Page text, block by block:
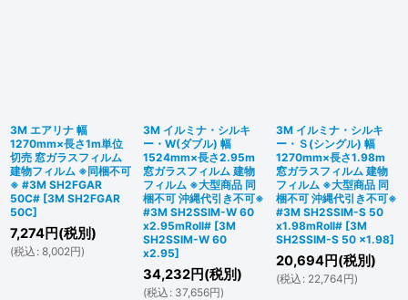
3M エアリナ 幅
1270mm×長さ1m単位
切売 窓ガラスフィルム
建物フィルム ※同梱不可
※ #3M SH2FGAR
50C# [3M SH2FGAR
50C]
7,274円(税別)
(税込 : 8,002円)
3M イルミナ・シルキ
ー・W(ダブル) 幅
1524mm×長さ2.95m
窓ガラスフィルム 建物
フィルム ※大型商品 同
梱不可 沖縄代引き不可※
#3M SH2SSIM-W 60
x2.95mRoll# [3M
SH2SSIM-W 60
x2.95]
34,232円(税別)
(税込 : 37,656円)
3M イルミナ・シルキ
ー・Ｓ(シングル) 幅
1270mm×長さ1.98m
窓ガラスフィルム 建物
フィルム ※大型商品 同
梱不可 沖縄代引き不可※
#3M SH2SSIM-S 50
x1.98mRoll# [3M
SH2SSIM-S 50 x1.98]
20,694円(税別)
(税込 : 22,764円)